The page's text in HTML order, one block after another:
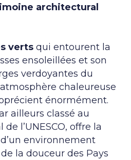
architectural
verts qui entourent la
ensoleillées et son
verdoyantes du
chaleureuse
énormément.
ailleurs classé au
l’UNESCO, offre la
environnement
la douceur des Pays